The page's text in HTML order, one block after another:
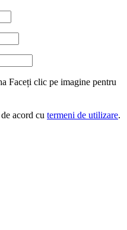
Faceți clic pe imagine pentru
acord cu termeni de utilizare.